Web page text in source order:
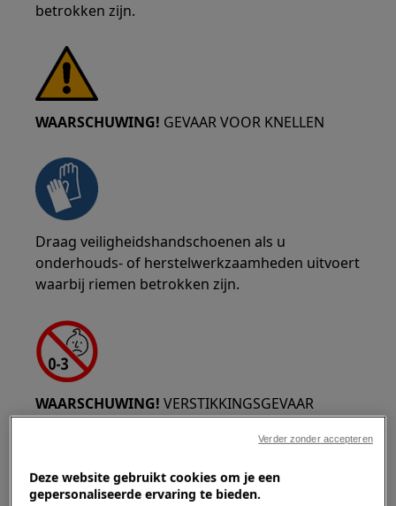
betrokken zijn.
WAARSCHUWING! GEVAAR VOOR KNELLEN
Draag veiligheidshandschoenen als u
onderhouds- of herstelwerkzaamheden uitvoert
waarbij riemen betrokken zijn.
WAARSCHUWING! VERSTIKKINGSGEVAAR
Kleine onderdelen niet geschikt voor kinderen
verpakkingen buiten bereik van kinderen.
Deze website gebruikt cookies om je een
gepersonaliseerde ervaring te bieden.
Verder zonder accepteren